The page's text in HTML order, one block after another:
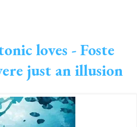
loves - Foste
just an illusion